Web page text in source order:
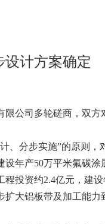
设计方案确定
公司多轮磋商，双方
、分步实施”的原则
设年产50万平米氟碳
程投资约2.4亿元，建
大铝板带及加工能力